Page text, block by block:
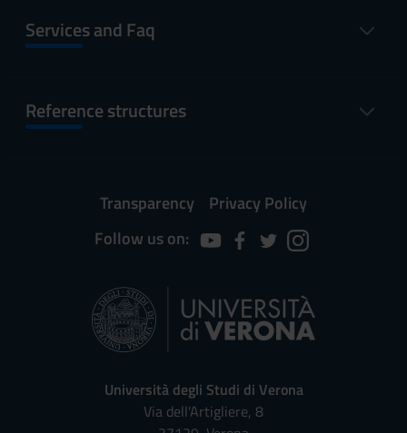
Services and Faq
Reference structures
Transparency
Privacy Policy
Follow us on:
Università degli Studi di Verona
Via dell'Artigliere, 8